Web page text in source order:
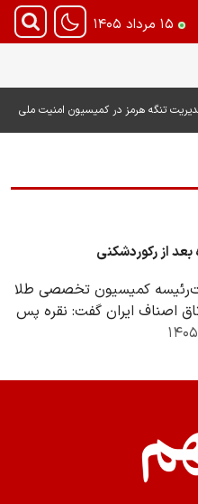
۱۵ مرداد ۱۴۰۵
تنگه هرمز در کمیسیون امنیت ملی
از رکوردشکنی
کمیسیون تخصصی طلا
اصناف ایران گفت: نقره پس